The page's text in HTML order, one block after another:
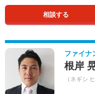
相談する
ファイナ
根岸
（ネギシ